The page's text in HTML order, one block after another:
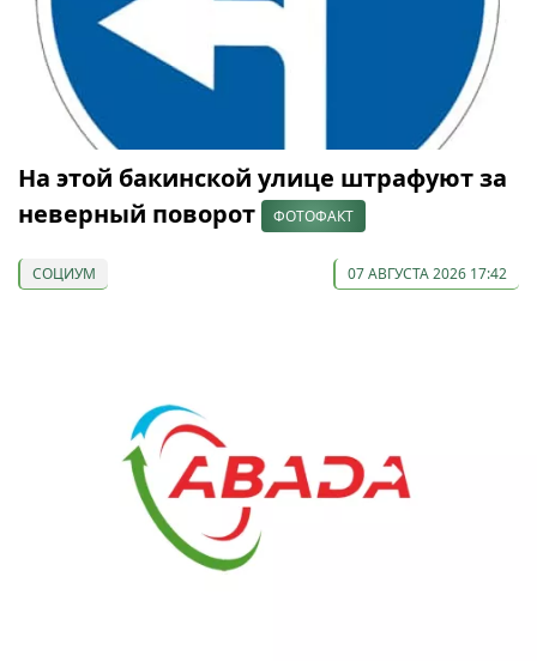
На этой бакинской улице штрафуют за
неверный поворот
ФОТОФАКТ
СОЦИУМ 07 АВГУСТА 2026 17:42